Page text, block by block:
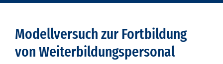
Modellversuch zur Fortbildung
von Weiterbildungspersonal